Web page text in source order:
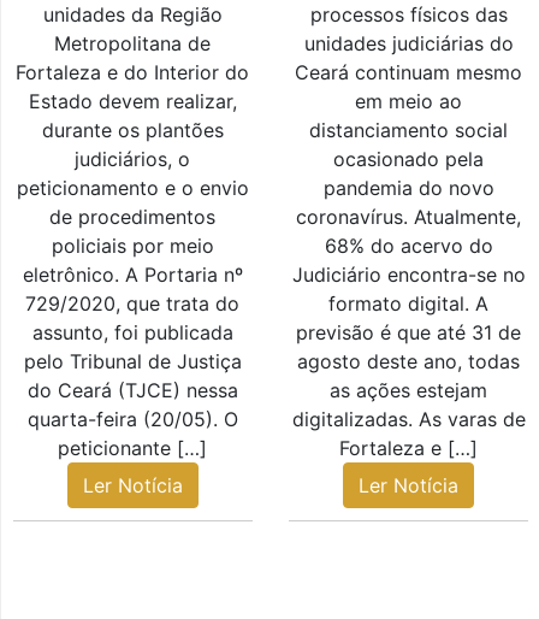
unidades da Região
Metropolitana de
Fortaleza e do Interior do
Estado devem realizar,
durante os plantões
judiciários, o
peticionamento e o envio
de procedimentos
policiais por meio
eletrônico. A Portaria nº
729/2020, que trata do
assunto, foi publicada
pelo Tribunal de Justiça
do Ceará (TJCE) nessa
quarta-feira (20/05). O
peticionante […]
Ler Notícia
processos físicos das
unidades judiciárias do
Ceará continuam mesmo
em meio ao
distanciamento social
ocasionado pela
pandemia do novo
coronavírus. Atualmente,
68% do acervo do
Judiciário encontra-se no
formato digital. A
previsão é que até 31 de
agosto deste ano, todas
as ações estejam
digitalizadas. As varas de
Fortaleza e […]
Ler Notícia